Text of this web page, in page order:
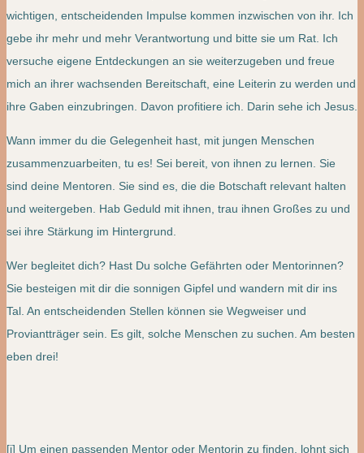
wichtigen, entscheidenden Impulse kommen inzwischen von ihr. Ich
gebe ihr mehr und mehr Verantwortung und bitte sie um Rat. Ich
versuche eigene Entdeckungen an sie weiterzugeben und freue
mich an ihrer wachsenden Bereitschaft, eine Leiterin zu werden und
ihre Gaben einzubringen. Davon profitiere ich. Darin sehe ich Jesus.
Wann immer du die Gelegenheit hast, mit jungen Menschen
zusammenzuarbeiten, tu es! Sei bereit, von ihnen zu lernen. Sie
sind deine Mentoren. Sie sind es, die die Botschaft relevant halten
und weitergeben. Hab Geduld mit ihnen, trau ihnen Großes zu und
sei ihre Stärkung im Hintergrund.
Wer begleitet dich? Hast Du solche Gefährten oder Mentorinnen?
Sie besteigen mit dir die sonnigen Gipfel und wandern mit dir ins
Tal. An entscheidenden Stellen können sie Wegweiser und
Proviantträger sein. Es gilt, solche Menschen zu suchen. Am besten
eben drei!
[i] Um einen passenden Mentor oder Mentorin zu finden, lohnt sich